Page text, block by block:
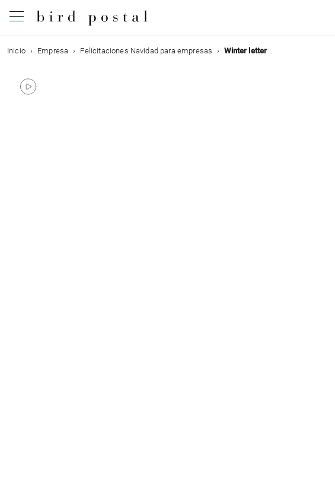
Boda
Nacimiento
Inicio Empresa Felicitaciones Navidad para empresas Winter letter